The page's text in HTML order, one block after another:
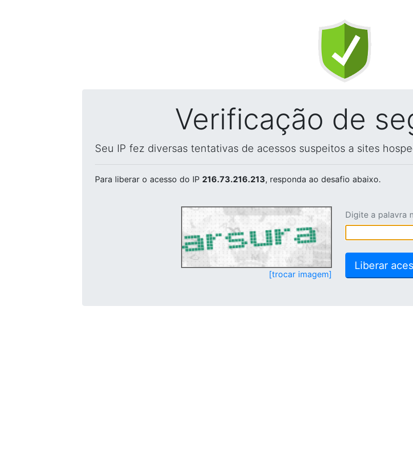
Verificação de
Seu IP fez diversas tentativas de acessos suspeitos a sites
Para liberar o acesso do IP 216.73.216.213, responda ao desafio abaixo.
[trocar imagem]
Digite a palavra